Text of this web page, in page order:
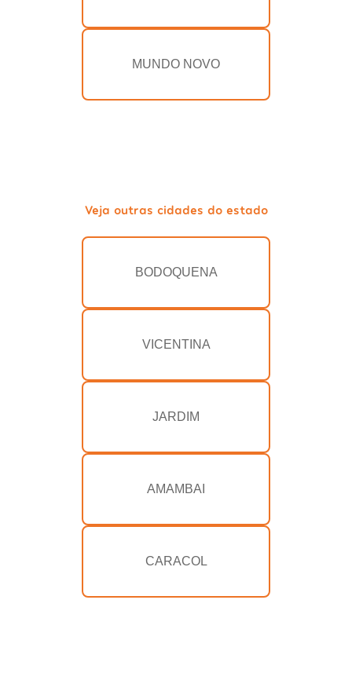
MUNDO NOVO
Veja outras cidades do estado
BODOQUENA
VICENTINA
JARDIM
AMAMBAI
CARACOL